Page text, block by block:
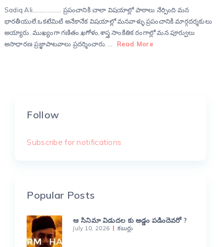
Sadiq Ali………………. ప్రపంచానికి చాలా విషయాల్లో పాఠాలు నేర్పింది మన
భారతీయులే.ఒకటేమిటి అనేకానేక విషయాల్లో మనవాళ్ళు ప్రపంచానికి మార్గదర్శకులు
అయ్యారు. ముఖ్యంగా గణితం,ఖగోళం,శాస్త్ర సాంకేతిక రంగాల్లో మన పూర్వులు
అసాధారణ ప్రజ్ఞాపాటవాలు ప్రదర్శించారు. …
Read More
Follow
Subscribe for notifications
Popular Posts
ఆ సినిమా విడుదల కు అడ్డం పడిందెవరో ?
July 10, 2026 కబుర్లు